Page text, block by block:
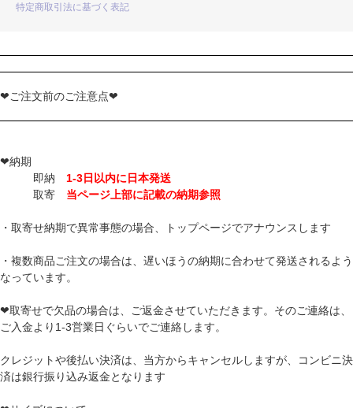
特定商取引法に基づく表記
❤ご注文前のご注意点❤
❤納期
即納 1-3日以内に日本発送
取寄 当ページ上部に記載の納期参照
・取寄せ納期で異常事態の場合、トップページでアナウンスします
・複数商品ご注文の場合は、遅いほうの納期に合わせて発送されるよう
なっています。
❤取寄せで欠品の場合は、ご返金させていただきます。そのご連絡は、
ご入金より1-3営業日ぐらいでご連絡します。
クレジットや後払い決済は、当方からキャンセルしますが、コンビニ決
済は銀行振り込み返金となります